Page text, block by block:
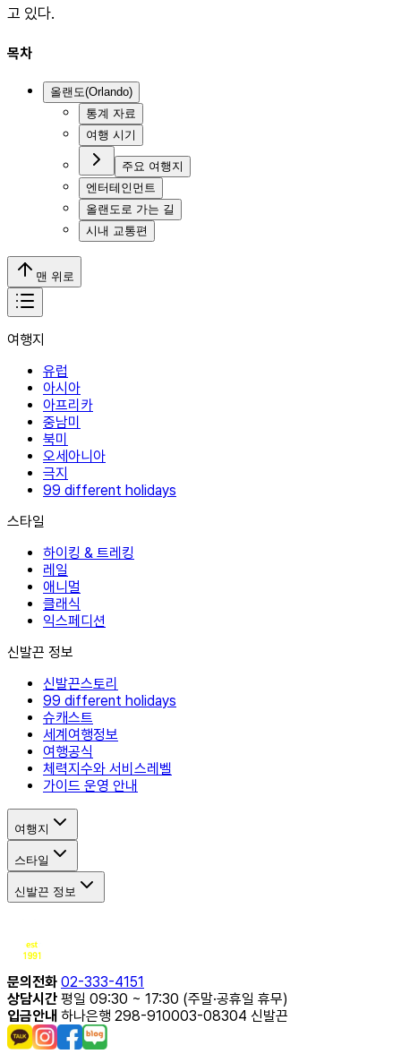
고 있다.
목차
올랜도(Orlando)
통계 자료
여행 시기
주요 여행지
엔터테인먼트
올랜도로 가는 길
시내 교통편
맨 위로
여행지
유럽
아시아
아프리카
중남미
북미
오세아니아
극지
99 different holidays
스타일
하이킹 & 트레킹
레일
애니멀
클래식
익스페디션
신발끈 정보
신발끈스토리
99 different holidays
슈캐스트
세계여행정보
여행공식
체력지수와 서비스레벨
가이드 운영 안내
여행지
스타일
신발끈 정보
문의전화 02-333-4151
상담시간 평일 09:30 ~ 17:30 (주말·공휴일 휴무)
입금안내 하나은행 298-910003-08304 신발끈